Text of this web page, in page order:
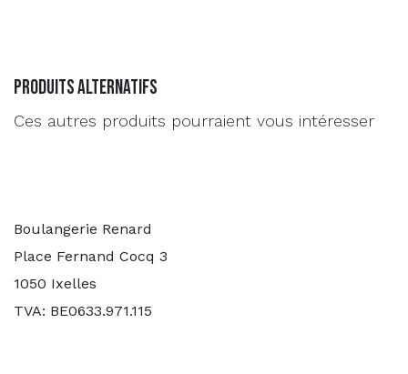
Produits alternatifs
Ces autres produits pourraient vous intéresser
Boulangerie Renard
Place Fernand Cocq 3
1050 Ixelles
TVA: BE0633.971.115